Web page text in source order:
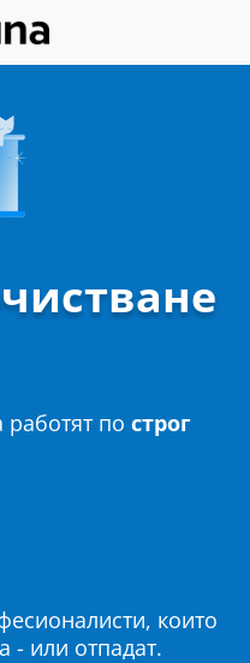
по строг
които
- или отпадат.